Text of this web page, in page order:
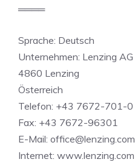
════
Sprache: Deutsch
Unternehmen: Lenzing AG
4860 Lenzing
Österreich
Telefon: +43 7672-701-0
Fax: +43 7672-96301
E-Mail: office@lenzing.com
Internet: www.lenzing.com